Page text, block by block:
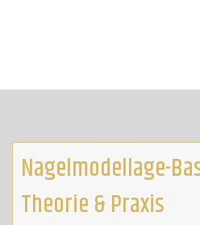
Nagelmodellage-
Theorie & Praxis